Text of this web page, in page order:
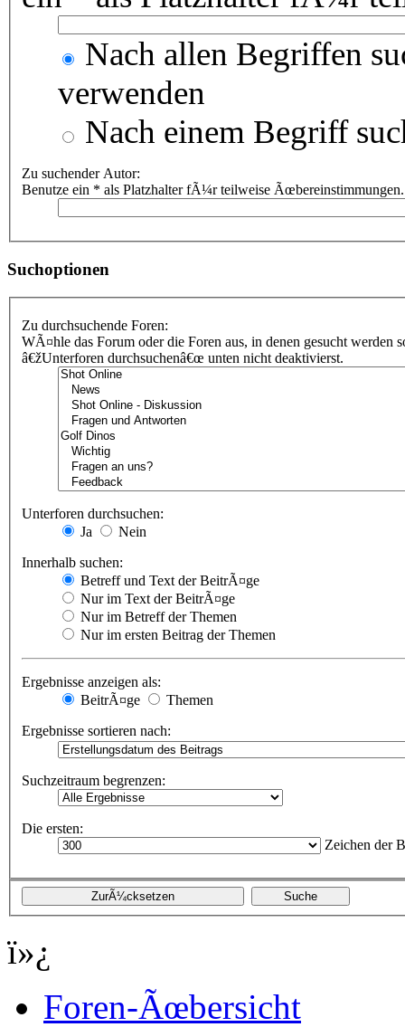
Nach allen Begriffen
verwenden
Nach einem Begriff
Zu suchender Autor:
Benutze ein * als Platzhalter fÃ¼r teilweise Ãœbereinstimmungen.
Suchoptionen
Zu durchsuchende Foren:
WÃ¤hle das Forum oder die Foren aus, in denen gesucht
â€žUnterforen durchsuchenâ€œ unten nicht deaktivierst.
Unterforen durchsuchen:
Ja
Nein
Innerhalb suchen:
Betreff und Text der BeitrÃ¤ge
Nur im Text der BeitrÃ¤ge
Nur im Betreff der Themen
Nur im ersten Beitrag der Themen
Ergebnisse anzeigen als:
BeitrÃ¤ge
Themen
Ergebnisse sortieren nach:
Suchzeitraum begrenzen:
Die ersten:
Zeichen der
ï»¿
Foren-Ãœbersicht